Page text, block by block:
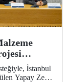
İstanbul
Yapay Zekâ